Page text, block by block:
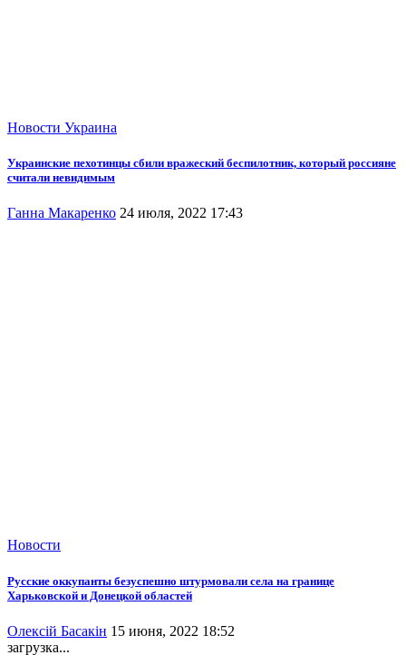
Новости Украина
Украинские пехотинцы сбили вражеский беспилотник, который россияне
считали невидимым
Ганна Макаренко 24 июля, 2022 17:43
Новости
Русские оккупанты безуспешно штурмовали села на границе
Харьковской и Донецкой областей
Олексій Басакін 15 июня, 2022 18:52
загрузка...